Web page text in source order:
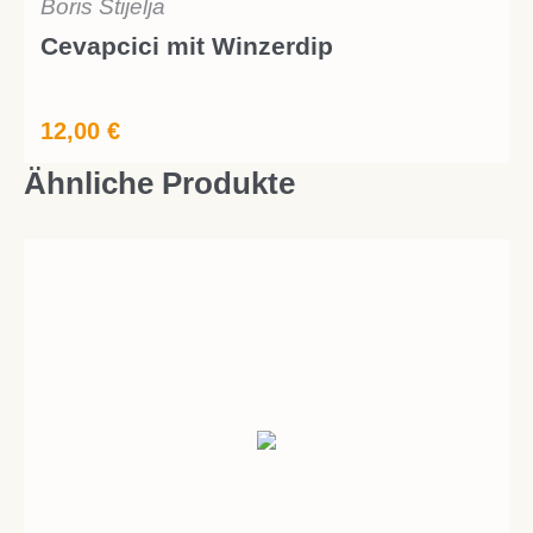
Boris Stijelja
Cevapcici mit Winzerdip
12,00 €
Ähnliche Produkte